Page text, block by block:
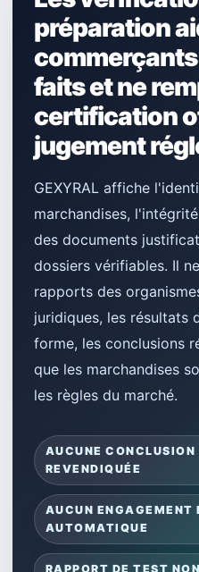
préparation
faits et ne
certification
jugement
GEXYRAL affiche
marchandises,
des documents
dossiers vérifiables. Il
rapports des
juridiques, les résultats
forme, les conclusions
que les marchandises
les règles du marché.
AUCUNE
REVENDIQUÉE
AUCUN ENGAGEMENT
AUTOMATIQUE
RAPPORT DE TEST